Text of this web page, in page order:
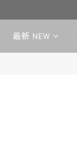
最新 NEW